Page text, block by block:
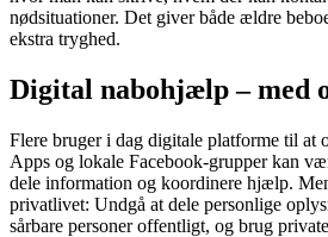
nødsituationer. Det giver både ældre
ekstra tryghed.
Digital nabohjælp – med
Flere bruger i dag digitale platforme til at
Apps og lokale Facebook-grupper kan
dele information og koordinere hjælp.
privatlivet: Undgå at dele personlige
sårbare personer offentligt, og brug